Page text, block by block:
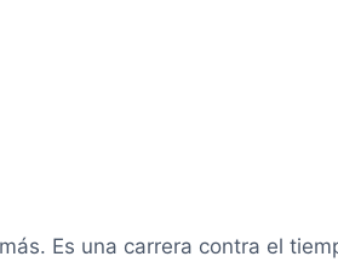
Es una carrera contra el